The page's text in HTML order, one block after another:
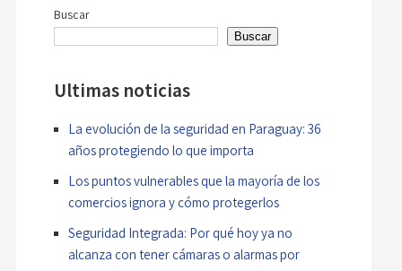
Contacto
Área de clientes
entradas
Buscar
Buscar
Ultimas noticias
La evolución de la seguridad en Paraguay: 36
años protegiendo lo que importa
Los puntos vulnerables que la mayoría de los
comercios ignora y cómo protegerlos
Seguridad Integrada: Por qué hoy ya no
alcanza con tener cámaras o alarmas por